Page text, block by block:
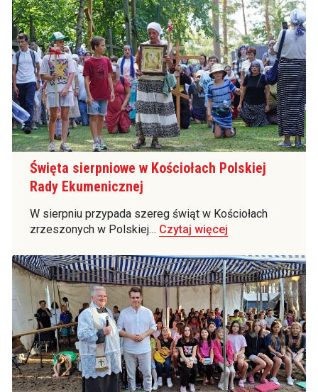
Święta sierpniowe w Kościołach Polskiej
Rady Ekumenicznej
W sierpniu przypada szereg świąt w Kościołach
zrzeszonych w Polskiej… Czytaj więcej